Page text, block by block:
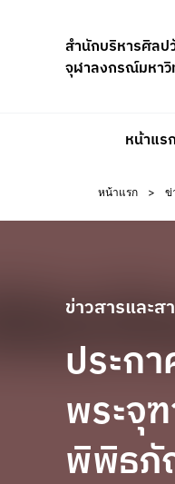
สำนักบริหารศิลป
จุฬาลงกรณ์มหาวิ
หน้าแรก
หน้าแรก > ข่
ข่าวสารและส
ประก
พระจุ
พิพิธภั